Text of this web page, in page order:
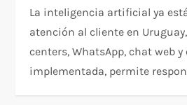
La inteligencia artificial ya
atención al cliente en
centers, WhatsApp, chat web
implementada, permite